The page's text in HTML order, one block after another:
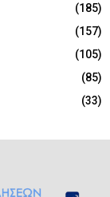
(185)
(157)
(105)
(85)
(33)